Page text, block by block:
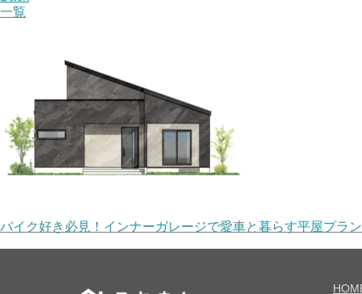
一覧
バイク好き必見！インナーガレージで愛車と暮らす平屋プラン